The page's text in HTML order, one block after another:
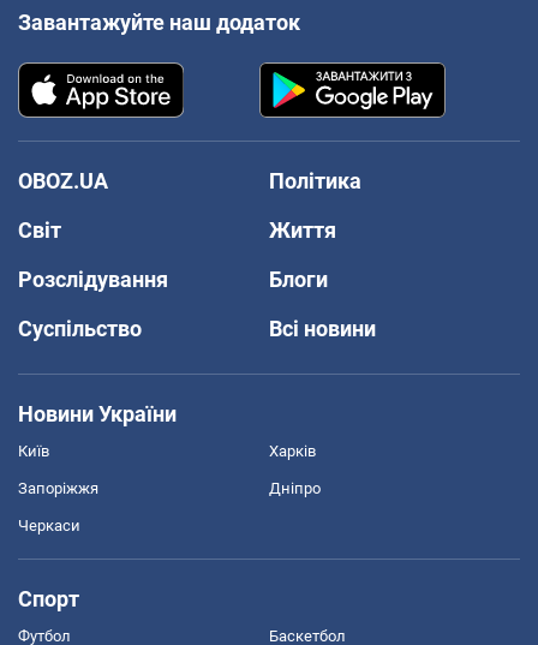
Завантажуйте наш додаток
OBOZ.UA
Політика
Світ
Життя
Розслідування
Блоги
Суспільство
Всі новини
Новини України
Київ Харків
Запоріжжя Дніпро
Черкаси
Спорт
Футбол Баскетбол